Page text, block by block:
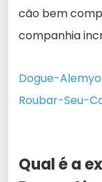
cão bem
companhia
Dogue-
Roubar-Seu-
Qual é a